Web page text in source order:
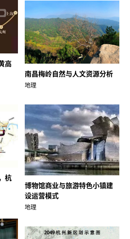
高
南昌梅岭自然与人文资源分析
地理
博物馆商业与旅游特色小镇建
设运营模式
地理
杭